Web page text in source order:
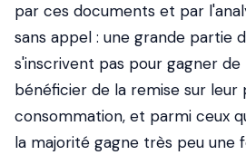
par ces documents et par
sans appel : une grande partie
s'inscrivent pas pour gagner
bénéficier de la remise sur leur
consommation, et parmi ceux
la majorité gagne très peu une